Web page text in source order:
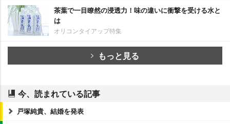
茶葉で一目瞭然の浸透力！味の違いに衝撃を受ける水と
は
オリコンタイアップ特集
もっと見る
今、読まれている記事
戸塚純貴、結婚を発表